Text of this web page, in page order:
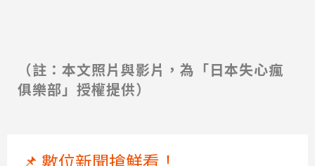
（註：本文照片與影片，為「日本失心瘋
俱樂部」授權提供）
📌 數位新聞搶鮮看！